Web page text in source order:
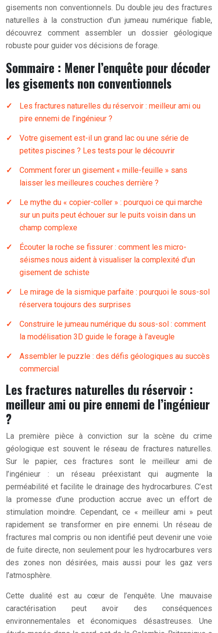
gisements non conventionnels. Du double jeu des fractures
naturelles à la construction d’un jumeau numérique fiable,
découvrez comment assembler un dossier géologique
robuste pour guider vos décisions de forage.
Sommaire : Mener l’enquête pour décoder
les gisements non conventionnels
Les fractures naturelles du réservoir : meilleur ami ou
pire ennemi de l’ingénieur ?
Votre gisement est-il un grand lac ou une série de
petites piscines ? Les tests pour le découvrir
Comment forer un gisement « mille-feuille » sans
laisser les meilleures couches derrière ?
Le mythe du « copier-coller » : pourquoi ce qui marche
sur un puits peut échouer sur le puits voisin dans un
champ complexe
Écouter la roche se fissurer : comment les micro-
séismes nous aident à visualiser la complexité d’un
gisement de schiste
Le mirage de la sismique parfaite : pourquoi le sous-sol
réservera toujours des surprises
Construire le jumeau numérique du sous-sol : comment
la modélisation 3D guide le forage à l’aveugle
Assembler le puzzle : des défis géologiques au succès
commercial
Les fractures naturelles du réservoir :
meilleur ami ou pire ennemi de l’ingénieur
?
La première pièce à conviction sur la scène du crime
géologique est souvent le réseau de fractures naturelles.
Sur le papier, ces fractures sont le meilleur ami de
l’ingénieur : un réseau préexistant qui augmente la
perméabilité et facilite le drainage des hydrocarbures. C’est
la promesse d’une production accrue avec un effort de
stimulation moindre. Cependant, ce « meilleur ami » peut
rapidement se transformer en pire ennemi. Un réseau de
fractures mal compris ou non identifié peut devenir une voie
de fuite directe, non seulement pour les hydrocarbures vers
des zones non désirées, mais aussi pour les gaz vers
l’atmosphère.
Cette dualité est au cœur de l’enquête. Une mauvaise
caractérisation peut avoir des conséquences
environnementales et économiques désastreuses. Une